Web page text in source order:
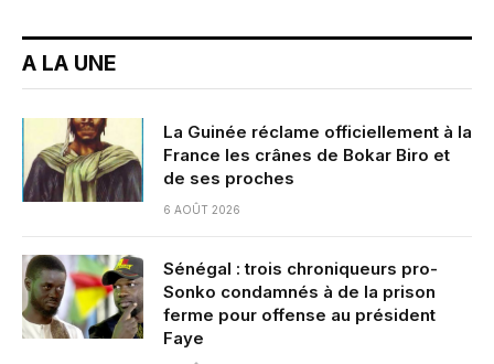
A LA UNE
La Guinée réclame officiellement à la
France les crânes de Bokar Biro et
de ses proches
6 AOÛT 2026
Sénégal : trois chroniqueurs pro-
Sonko condamnés à de la prison
ferme pour offense au président
Faye